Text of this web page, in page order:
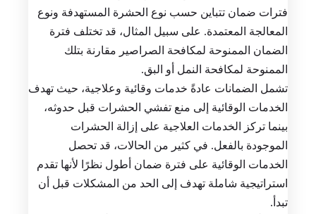
فترات ضمان تتباين حسب نوع الحشرة المستهدفة ونوع
المعالجة المعتمدة. على سبيل المثال، قد تختلف فترة
الضمان الممنوحة لمكافحة الصراصير مقارنة بتلك
الممنوحة لمكافحة النمل أو البق.
تشمل الضمانات عادةً خدمات وقائية وعلاجية، حيث تهدف
الخدمات الوقائية إلى منع تفشي الحشرات قبل حدوثه،
بينما تركز الخدمات العلاجية على إزالة الحشرات
الموجودة بالفعل. في كثير من الحالات، قد تحصل
الخدمات الوقائية على فترة ضمان أطول نظرًا لأنها تقدم
استراتيجية شاملة تهدف إلى الحد من المشكلات قبل أن
تبدأ.